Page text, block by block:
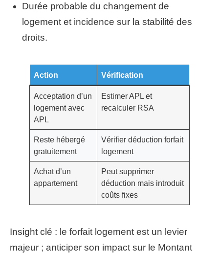
Durée probable du changement de
logement et incidence sur la stabilité des
droits.
Action Vérification
Acceptation d’un
logement avec
APL
Estimer APL et
recalculer RSA
Reste hébergé
gratuitement
Vérifier déduction forfait
logement
Achat d’un
appartement
Peut supprimer
déduction mais introduit
coûts fixes
Insight clé : le forfait logement est un levier
majeur ; anticiper son impact sur le Montant